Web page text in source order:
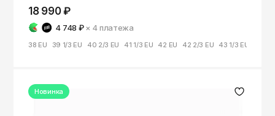
18 990 ₽
4 748 ₽ × 4платежа
38 EU 39 1/3 EU 40 2/3 EU 41 1/3 EU 42 EU 42 2/3 EU 43 1/3 EU
Новинка